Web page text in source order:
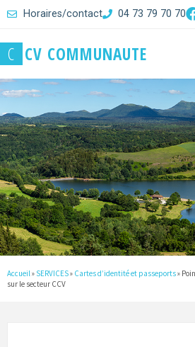
Horaires/contact 04 73 79 70 70
C CV COMMUNAUTE
Accueil » SERVICES» Cartes d’identité et passeports»
sur le secteur CCV